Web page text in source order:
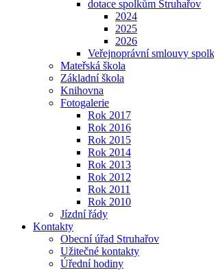
dotace spolkům Struhařov
2024
2025
2026
Veřejnoprávní smlouvy
Mateřská škola
Základní škola
Knihovna
Fotogalerie
Rok 2017
Rok 2016
Rok 2015
Rok 2014
Rok 2013
Rok 2012
Rok 2011
Rok 2010
Jízdní řády
Kontakty
Obecní úřad Struhařov
Užitečné kontakty
Úřední hodiny